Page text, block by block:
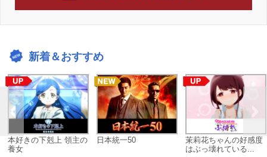
新着＆おすすめ
本好きの下剋上 領主の
養女
日本統一50
茉莉花ちゃんの好感度
はぶっ壊れている...